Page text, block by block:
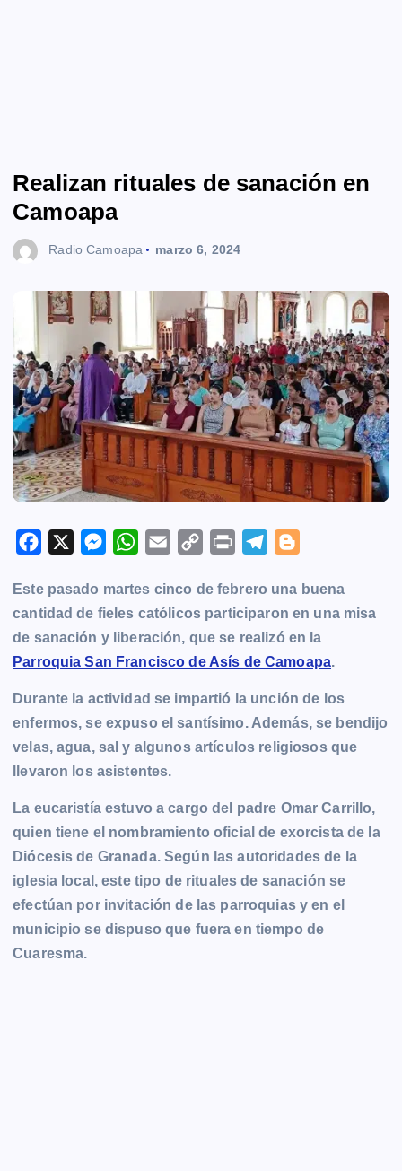
Realizan rituales de sanación en
Camoapa
Radio Camoapa marzo 6, 2024
c
e
b
o
o
k
M
s
s
e
n
g
e
r
W
a
t
s
A
p
p
a
i
l
C
p
y
L
i
n
k
i
n
e
g
r
a
m
o
g
g
e
r
Este pasado martes cinco de febrero una buena
cantidad de fieles católicos participaron en una misa
de sanación y liberación, que se realizó en la
Parroquia San Francisco de Asís de Camoapa.
Durante la actividad se impartió la unción de los
enfermos, se expuso el santísimo. Además, se bendijo
velas, agua, sal y algunos artículos religiosos que
llevaron los asistentes.
La eucaristía estuvo a cargo del padre Omar Carrillo,
quien tiene el nombramiento oficial de exorcista de la
Diócesis de Granada. Según las autoridades de la
iglesia local, este tipo de rituales de sanación se
efectúan por invitación de las parroquias y en el
municipio se dispuso que fuera en tiempo de
Cuaresma.